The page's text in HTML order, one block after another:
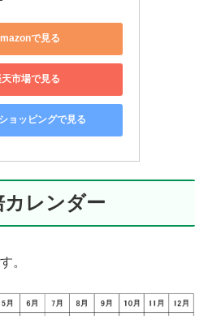
で見る
市場で見る
ョッピングで見る
レンダー
。